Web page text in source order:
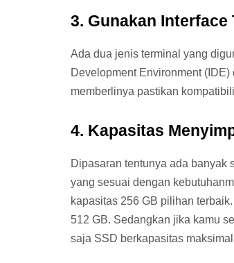
3. Gunakan Interface
Ada dua jenis terminal yang
Development Environment
memberlinya pastikan
4. Kapasitas
Dipasaran tentunya ada
yang sesuai dengan
kapasitas 256 GB pilihan
512 GB. Sedangkan jika kamu
saja SSD berkapasitas